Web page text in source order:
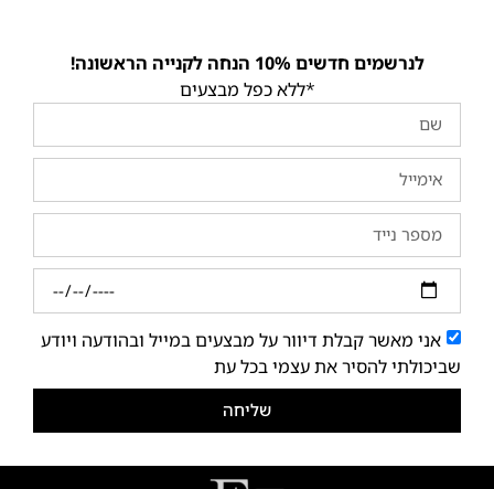
לנרשמים חדשים 10% הנחה לקנייה הראשונה!
*ללא כפל מבצעים
אני מאשר קבלת דיוור על מבצעים במייל ובהודעה ויודע
שביכולתי להסיר את עצמי בכל עת
שליחה